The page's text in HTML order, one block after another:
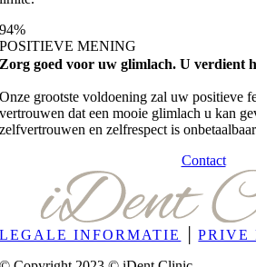
94%
POSITIEVE MENING
Zorg goed voor uw glimlach. U verdient
Onze grootste voldoening zal uw positieve
vertrouwen dat een mooie glimlach u kan
zelfvertrouwen en zelfrespect is
Contact
LEGALE INFORMATIE │PRIVE